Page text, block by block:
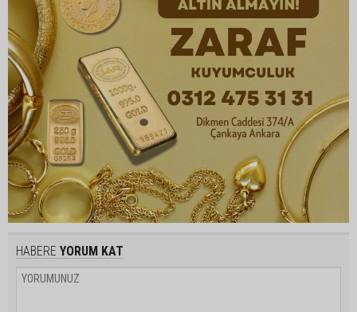
HABERE YORUM KAT